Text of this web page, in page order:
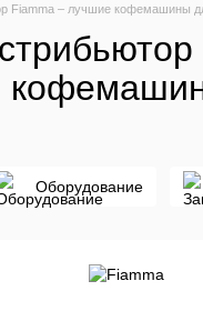
Fiamma – лучшие кофемашины
Оборудование